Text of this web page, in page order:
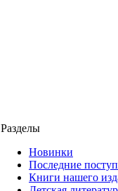
Разделы
Новинки
Последние
Книги нашего